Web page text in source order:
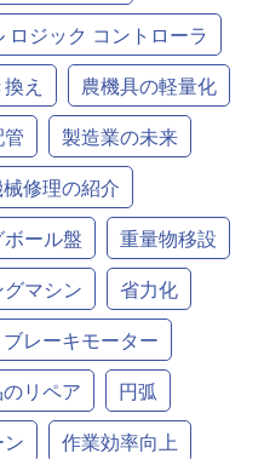
ロジック コントローラ
え
農機具の軽量化
製造業の未来
修理の紹介
ール盤
重量物移設
マシン
省力化
ブレーキモーター
リペア
円弧
作業効率向上